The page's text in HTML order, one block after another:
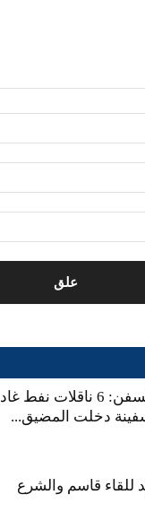
شركة كيبلر لتتبع السفن: 6 ناقلات
للقاء قاسم والشرع